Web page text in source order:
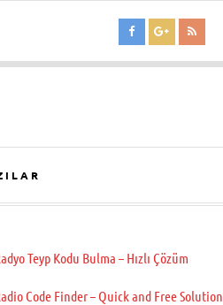
Teyp Kodu Bulma – Hızlı Çözüm
Code Finder – Quick and Free Solution